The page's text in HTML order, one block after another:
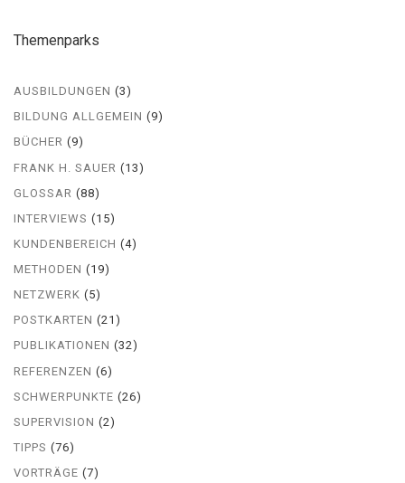
Themenparks
AUSBILDUNGEN (3)
BILDUNG ALLGEMEIN (9)
BÜCHER (9)
FRANK H. SAUER (13)
GLOSSAR (88)
INTERVIEWS (15)
KUNDENBEREICH (4)
METHODEN (19)
NETZWERK (5)
POSTKARTEN (21)
PUBLIKATIONEN (32)
REFERENZEN (6)
SCHWERPUNKTE (26)
SUPERVISION (2)
TIPPS (76)
VORTRÄGE (7)